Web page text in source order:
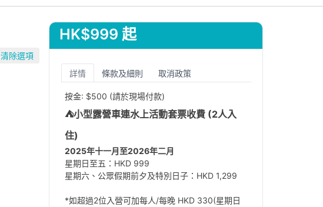
清除選項
HK$999 起
詳情 條款及細則 取消政策
按金: $500 (請於現場付款)
⛺小型露營車連水上活動套票收費 (2人入
住)
2025年十一月至2026年二月
星期日至五：HKD 999
星期六、公眾假期前夕及特別日子：HKD 1,299
*如超過2位入營可加每人/每晚 HKD 330(星期日